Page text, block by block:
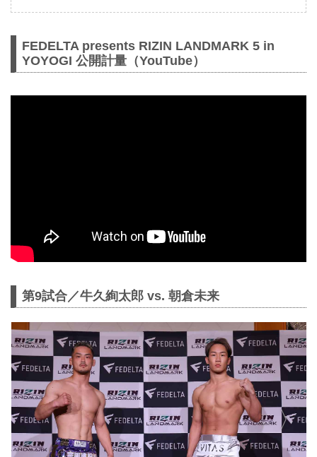
FEDELTA presents RIZIN LANDMARK 5 in
YOYOGI 公開計量（YouTube）
第9試合／牛久絢太郎 vs. 朝倉未来